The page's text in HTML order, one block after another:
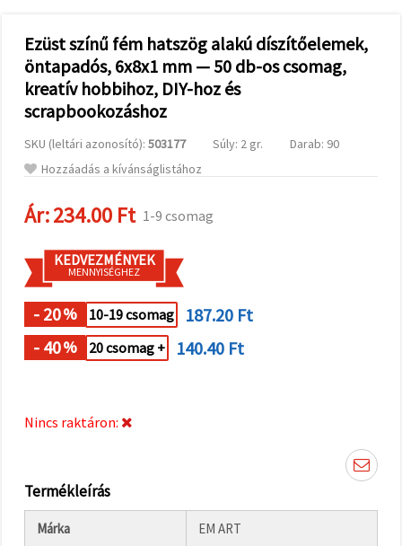
marketingpartnereink
segítségével
Az "Összes
elfogadása"
gombra
elfogadhatja
sütit, vagy
megadhatja
típusú sütik
kiválasztásával
és a
"Mentés"
gombra
kattintva.
mindet
Ezüst színű fém hatszög alakú díszítőelemek,
öntapadós, 6x8x1 mm — 50 db-os csomag,
kreatív hobbihoz, DIY-hoz és
scrapbookozáshoz
SKU (leltári azonosító): 503177 Súly: 2 gr.
Darab: 90
Hozzáadás a kívánságlistához
Ár:234.00 Ft 1-9 csomag
KEDVEZMÉNYEK
MENNYISÉGHEZ
- 20% 10-19 csomag
187.20 Ft
- 40% 20 csomag + 140.40 Ft
Nincs raktáron:
Termékleírás
Márka EM ART